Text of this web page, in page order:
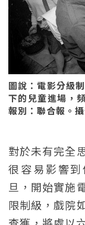
圖說：電影分級
下的兒童進場，
報別：聯合報。
對於未有完全
很容易影響
旦，開始實施
限制級，戲院